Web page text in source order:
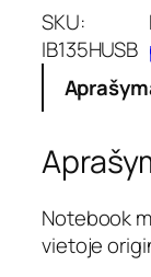
u
k
t
k
e
i
s
:
SKU:
IB135HUSB
Notebook
vietoje